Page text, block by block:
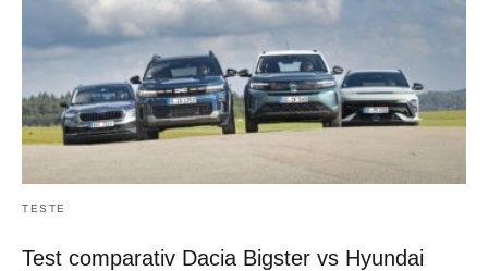
TESTE
Test comparativ Dacia Bigster vs Hyundai